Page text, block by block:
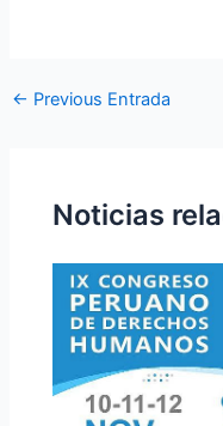
← Previous Entrada
Noticias